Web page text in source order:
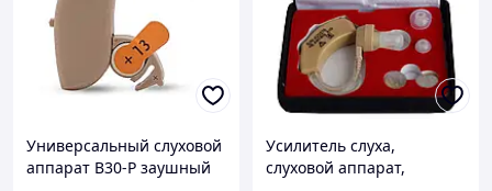
Универсальный слуховой
аппарат B30-P заушный
Усилитель слуха,
слуховой аппарат,